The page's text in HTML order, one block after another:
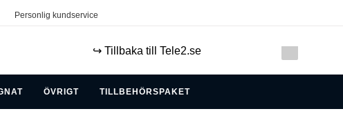
Personlig kundservice
↪️ Tillbaka till Tele2.se
ÖVRIGT TILLBEHÖRSPAKET